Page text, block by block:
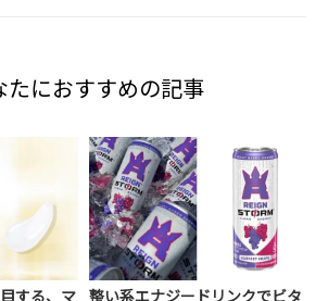
たにおすすめの記事
する、マ
整い系エナジードリンクでビタ